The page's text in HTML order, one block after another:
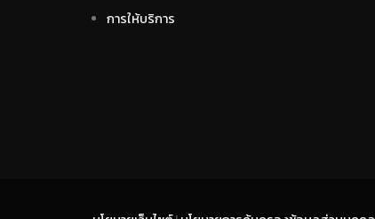
การให้บริการ